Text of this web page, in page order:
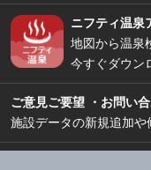
ニフティ温泉
地図から温泉
今すぐダウン
ご意見ご要望 ・お問い
施設データの新規追加や